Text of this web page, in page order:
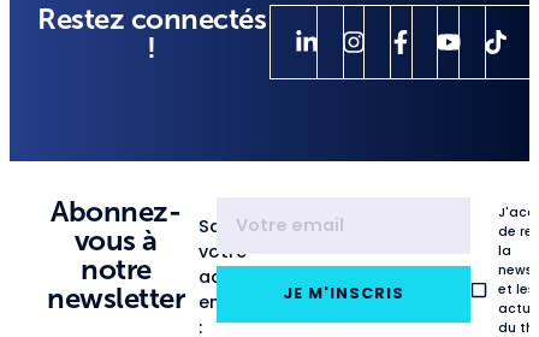
Restez connectés
!
Abonnez-
vous à
notre
newsletter
Saisissez
votre
adresse
email
:
JE M'INSCRIS
de
la
et les
du